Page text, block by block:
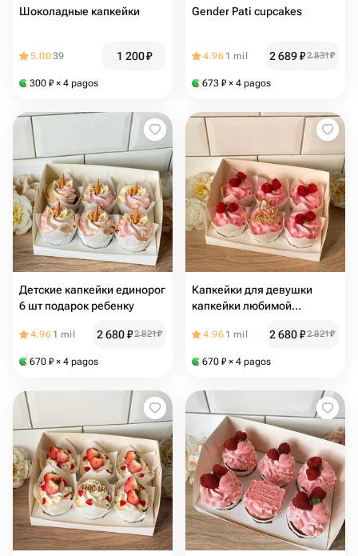
Шоколадные капкейки
5.0039 1 200₽
300 ₽ × 4 pagos
Gender Pati cupcakes
4.96 1 mil 2 689₽2 831₽
673 ₽ × 4 pagos
Детские капкейки единорог
6 шт подарок ребенку
4.96 1 mil 2 680₽2 821₽
670 ₽ × 4 pagos
Капкейки для девушки
капкейки любимой
4.96 1 mil 2 680₽2 821₽
670 ₽ × 4 pagos